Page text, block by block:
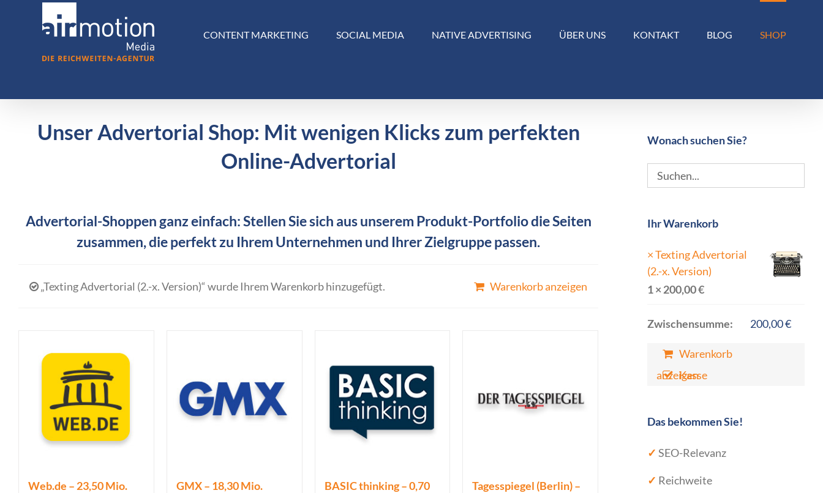
CONTENT MARKETING SOCIAL MEDIA NATIVE ADVERTISING ÜBER UNS KONTAKT BLOG SHOP
Unser Advertorial Shop: Mit wenigen Klicks zum perfekten
Online-Advertorial
Advertorial-Shoppen ganz einfach: Stellen Sie sich aus unserem Produkt-Portfolio die Seiten
zusammen, die perfekt zu Ihrem Unternehmen und Ihrer Zielgruppe passen.
„Texting Advertorial (2.-x. Version)“ wurde Ihrem Warenkorb hinzugefügt. Warenkorb anzeigen
Web.de – 23,50 Mio.
GMX – 18,30 Mio.
BASIC thinking – 0,70
Tagesspiegel (Berlin) –
Wonach suchen Sie?
Ihr Warenkorb
×Texting Advertorial
(2.-x. Version)
1 × 200,00€
Zwischensumme: 200,00€
Warenkorb
anzeigen
Kasse
Das bekommen Sie!
✓ SEO-Relevanz
✓ Reichweite